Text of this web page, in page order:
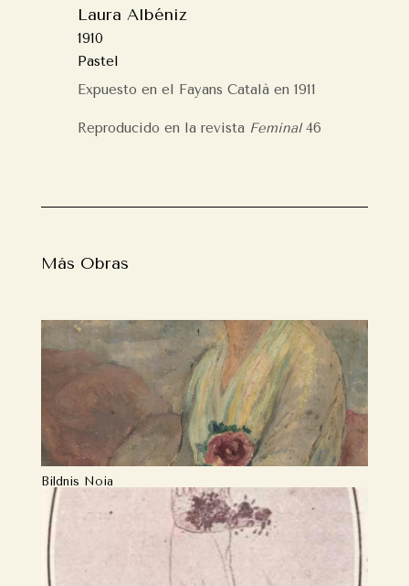
Laura Albéniz
1910
Pastel
Expuesto en el Fayans Català en 1911
Reproducido en la revista Feminal46
Más Obras
Bildnis Noia